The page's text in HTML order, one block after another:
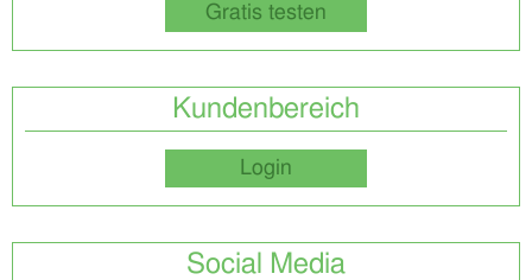
Gratis testen
Kundenbereich
Login
Social Media